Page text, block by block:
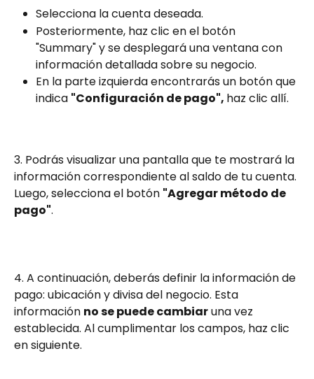
Selecciona la cuenta deseada.
Posteriormente, haz clic en el botón
"Summary" y se desplegará una ventana con
información detallada sobre su negocio.
En la parte izquierda encontrarás un botón que
indica "Configuración de pago", haz clic allí.
3. Podrás visualizar una pantalla que te mostrará la
información correspondiente al saldo de tu cuenta.
Luego, selecciona el botón "Agregar método de
pago".
4. A continuación, deberás definir la información de
pago: ubicación y divisa del negocio. Esta
información no se puede cambiar una vez
establecida. Al cumplimentar los campos, haz clic
en siguiente.